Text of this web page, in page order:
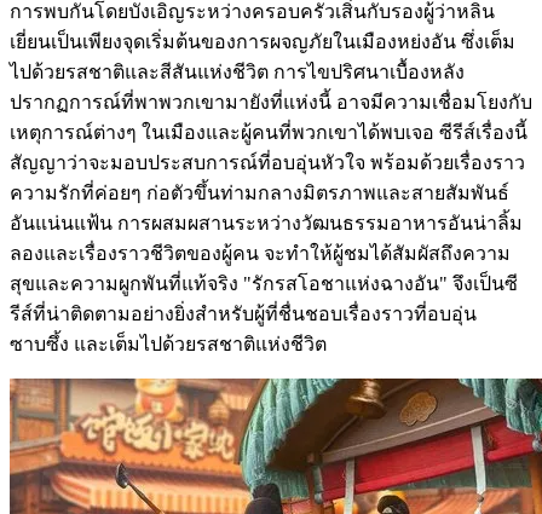
การพบกันโดยบังเอิญระหว่างครอบครัวเสิ่นกับรองผู้ว่าหลิน
เยี่ยนเป็นเพียงจุดเริ่มต้นของการผจญภัยในเมืองหย่งอัน ซึ่งเต็ม
ไปด้วยรสชาติและสีสันแห่งชีวิต การไขปริศนาเบื้องหลัง
ปรากฏการณ์ที่พาพวกเขามายังที่แห่งนี้ อาจมีความเชื่อมโยงกับ
เหตุการณ์ต่างๆ ในเมืองและผู้คนที่พวกเขาได้พบเจอ ซีรีส์เรื่องนี้
สัญญาว่าจะมอบประสบการณ์ที่อบอุ่นหัวใจ พร้อมด้วยเรื่องราว
ความรักที่ค่อยๆ ก่อตัวขึ้นท่ามกลางมิตรภาพและสายสัมพันธ์
อันแน่นแฟ้น การผสมผสานระหว่างวัฒนธรรมอาหารอันน่าลิ้ม
ลองและเรื่องราวชีวิตของผู้คน จะทำให้ผู้ชมได้สัมผัสถึงความ
สุขและความผูกพันที่แท้จริง "รักรสโอชาแห่งฉางอัน" จึงเป็นซี
รีส์ที่น่าติดตามอย่างยิ่งสำหรับผู้ที่ชื่นชอบเรื่องราวที่อบอุ่น
ซาบซึ้ง และเต็มไปด้วยรสชาติแห่งชีวิต